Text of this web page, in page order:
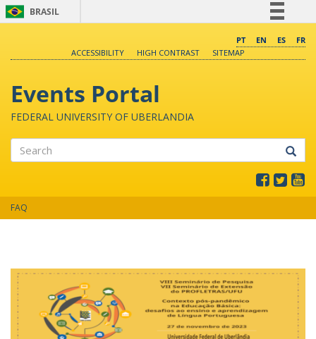
BRASIL
Comunica BR
Canais
PT EN ES
FR
ACCESSIBILITY
HIGH CONTRAST SITEMAP
Events Portal
FEDERAL UNIVERSITY OF UBERLANDIA
FAQ